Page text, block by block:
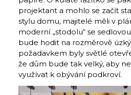
projektant a mohlo se začít
stylu domu, majitelé měli v
moderní „stodolu“ se
bude hodit na rozměrově
požadavkem byly světlé
že dům bude tak velký, aby
využívat k obývání podkroví.